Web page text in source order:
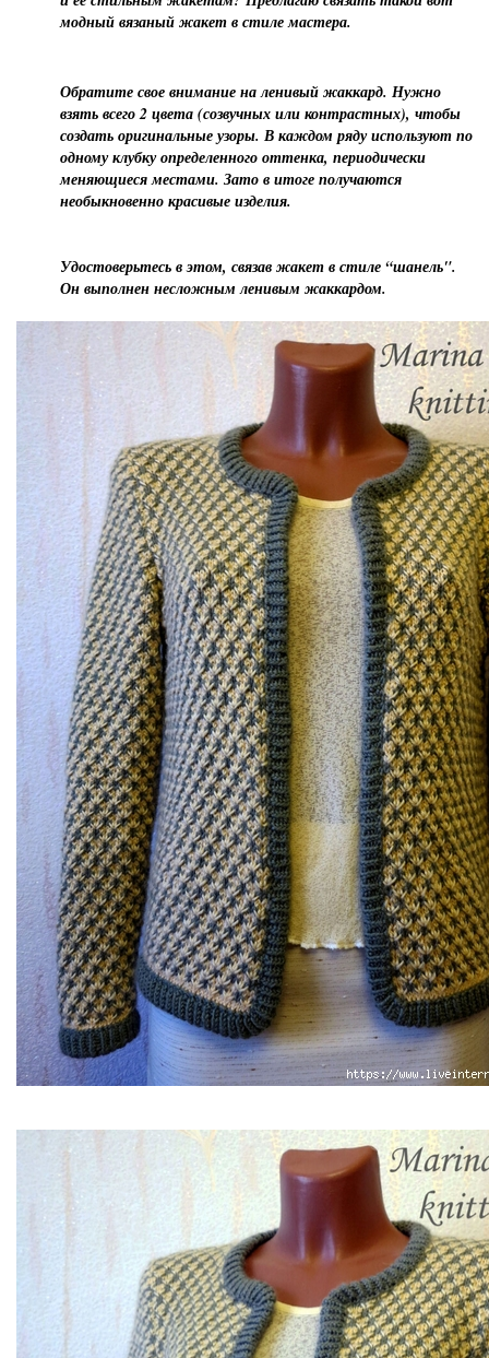
модный вязаный жакет в стиле мастера.
Обратите свое внимание на ленивый жаккард. Нужно
взять всего 2 цвета (созвучных или контрастных), чтобы
создать оригинальные узоры. В каждом ряду используют по
одному клубку определенного оттенка, периодически
меняющиеся местами. Зато в итоге получаются
необыкновенно красивые изделия.
Удостоверьтесь в этом, связав жакет в стиле “шанель".
Он выполнен несложным ленивым жаккардом.